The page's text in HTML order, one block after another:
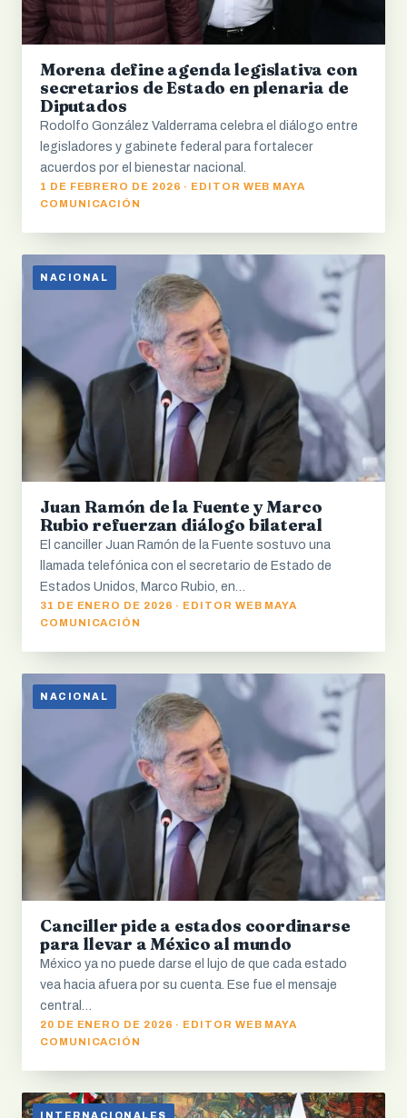
Morena define agenda legislativa con
secretarios de Estado en plenaria de
Diputados
Rodolfo González Valderrama celebra el diálogo entre
legisladores y gabinete federal para fortalecer
acuerdos por el bienestar nacional.
1 DE FEBRERO DE 2026 · EDITOR WEB MAYA
COMUNICACIÓN
NACIONAL
Juan Ramón de la Fuente y Marco
Rubio refuerzan diálogo bilateral
El canciller Juan Ramón de la Fuente sostuvo una
llamada telefónica con el secretario de Estado de
Estados Unidos, Marco Rubio, en…
31 DE ENERO DE 2026 · EDITOR WEB MAYA
COMUNICACIÓN
NACIONAL
Canciller pide a estados coordinarse
para llevar a México al mundo
México ya no puede darse el lujo de que cada estado
vea hacia afuera por su cuenta. Ese fue el mensaje
central…
20 DE ENERO DE 2026 · EDITOR WEB MAYA
COMUNICACIÓN
INTERNACIONALES